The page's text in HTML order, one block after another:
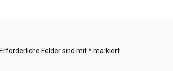
Erforderliche Felder sind mit*markiert